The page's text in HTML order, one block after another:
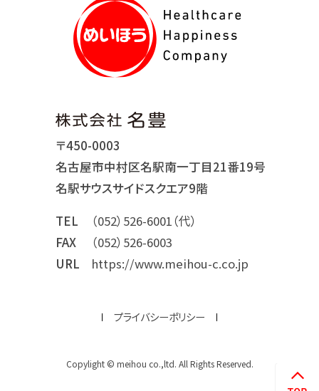
〒450-0003
名古屋市中村区名駅南一丁目21番19号
名駅サウスサイドスクエア9階
TEL
（052）526-6001（代）
FAX
（052）526-6003
URL
https://www.meihou-c.co.jp
プライバシーポリシー
Copylight © meihou co.,ltd. All Rights Reserved.